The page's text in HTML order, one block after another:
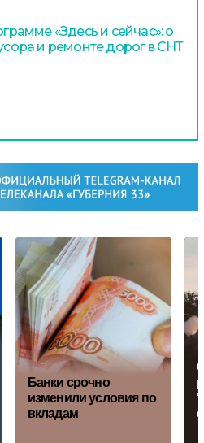
«Здесь и сейчас»: о
и ремонте дорог в СНТ
Банки срочно
изменили условия по
вкладам